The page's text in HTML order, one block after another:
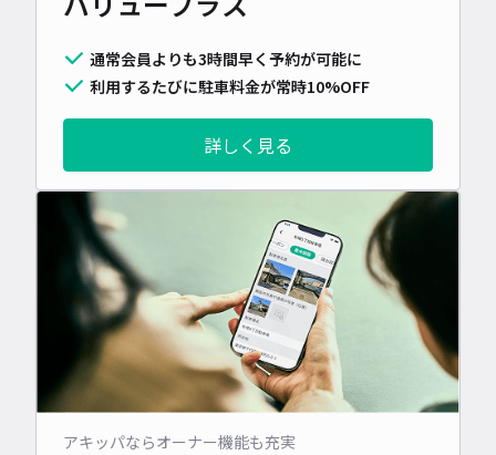
通常会員よりも3時間早く予約が可能に
利用するたびに駐車料金が常時10%OFF
詳しく見る
アキッパならオーナー機能も充実